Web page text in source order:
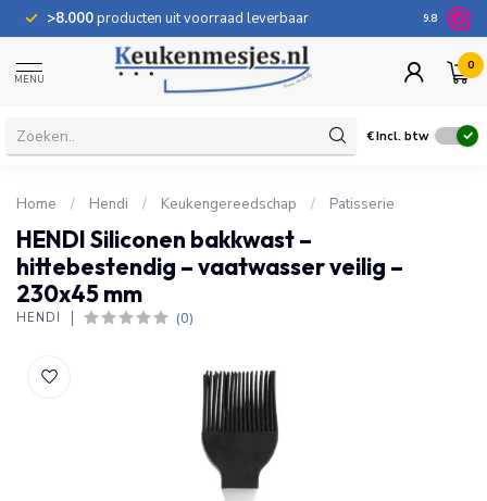
>8.000producten uit voorraad leverbaar 100
9.8
MENU
0
€Incl. btw
Home / Hendi / Keukengereedschap / Patisserie
HENDI Siliconen bakkwast –
hittebestendig – vaatwasser veilig –
230x45 mm
HENDI (0)